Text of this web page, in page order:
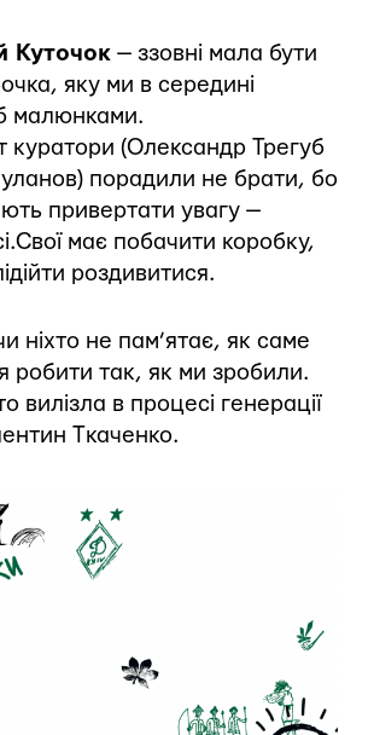
Куточок — ззовні мала бути
яку ми в середині
малюнками.
куратори (Олександр Трегуб
порадили не брати, бо
привертати увагу —
має побачити коробку,
роздивитися.
ніхто не пам’ятає, як саме
робити так, як ми зробили.
вилізла в процесі генерації
Ткаченко.